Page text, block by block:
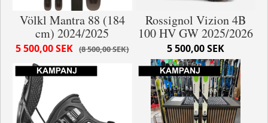
Völkl Mantra 88 (184
cm) 2024/2025
8 500,00 SEK
5 500,00 SEK
Rossignol Vizion 4B
100 HV GW 2025/2026
5 500,00 SEK